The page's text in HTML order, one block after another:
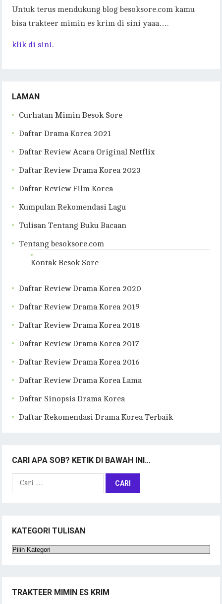
Untuk terus mendukung blog besoksore.com kamu
bisa trakteer mimin es krim di sini yaaa….
klik di sini.
LAMAN
Curhatan Mimin Besok Sore
Daftar Drama Korea 2021
Daftar Review Acara Original Netflix
Daftar Review Drama Korea 2023
Daftar Review Film Korea
Kumpulan Rekomendasi Lagu
Tulisan Tentang Buku Bacaan
Tentang besoksore.com
Kontak Besok Sore
Daftar Review Drama Korea 2020
Daftar Review Drama Korea 2019
Daftar Review Drama Korea 2018
Daftar Review Drama Korea 2017
Daftar Review Drama Korea 2016
Daftar Review Drama Korea Lama
Daftar Sinopsis Drama Korea
Daftar Rekomendasi Drama Korea Terbaik
CARI APA SOB? KETIK DI BAWAH INI…
Cari
KATEGORI TULISAN
Kategori
TRAKTEER MIMIN ES KRIM